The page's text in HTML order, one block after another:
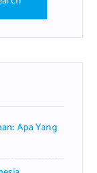
Apa Yang